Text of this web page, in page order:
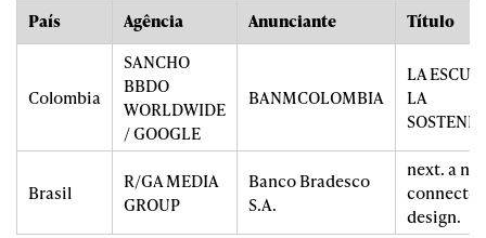
País Agência Anunciante Título
Colombia
SANCHO
BBDO
WORLDWIDE
/ GOOGLE
BANMCOLOMBIA
LA
LA
Brasil
R/GA MEDIA
GROUP
Banco Bradesco
S.A.
next. a
design.